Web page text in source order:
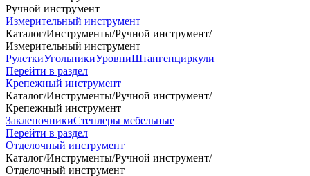
Ручной инструмент
Измерительный инструмент
Каталог/Инструменты/Ручной инструмент/
Измерительный инструмент
РулеткиУгольникиУровниШтангенциркули
Перейти в раздел
Крепежный инструмент
Каталог/Инструменты/Ручной инструмент/
Крепежный инструмент
ЗаклепочникиСтеплеры мебельные
Перейти в раздел
Отделочный инструмент
Каталог/Инструменты/Ручной инструмент/
Отделочный инструмент